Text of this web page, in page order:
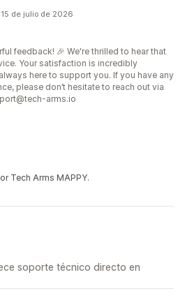
15 de julio de 2026
feedback! 🎉 We're thrilled to hear that
Your satisfaction is incredibly
here to support you. If you have any
please don’t hesitate to reach out via
arms.io
Tech Arms MAPPY.
soporte técnico directo en